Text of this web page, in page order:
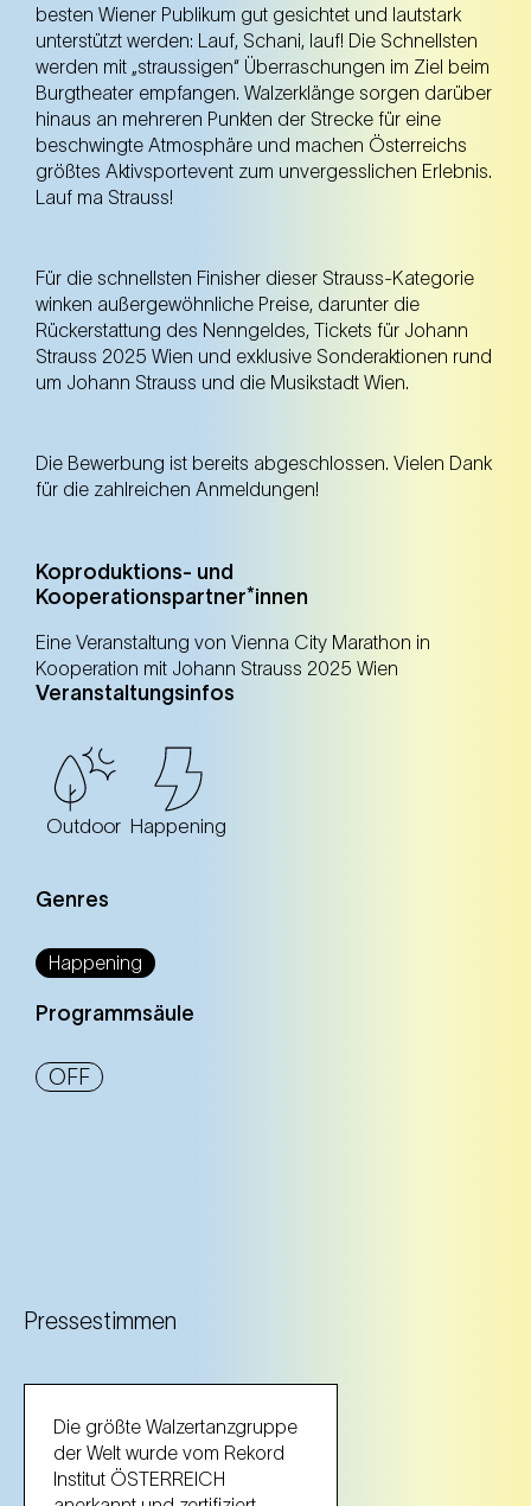
besten Wiener Publikum gut gesichtet und lautstark
unterstützt werden: Lauf, Schani, lauf! Die Schnellsten
werden mit „straussigen“ Überraschungen im Ziel beim
Burgtheater empfangen. Walzerklänge sorgen darüber
hinaus an mehreren Punkten der Strecke für eine
beschwingte Atmosphäre und machen Österreichs
größtes Aktivsportevent zum unvergesslichen Erlebnis.
Lauf ma Strauss!
Für die schnellsten Finisher dieser Strauss-Kategorie
winken außergewöhnliche Preise, darunter die
Rückerstattung des Nenngeldes, Tickets für Johann
Strauss 2025 Wien und exklusive Sonderaktionen rund
um Johann Strauss und die Musikstadt Wien.
Die Bewerbung ist bereits abgeschlossen. Vielen Dank
für die zahlreichen Anmeldungen!
Koproduktions- und
Kooperationspartner*innen
Eine Veranstaltung von Vienna City Marathon in
Kooperation mit Johann Strauss 2025 Wien
Veranstaltungsinfos
Outdoor Happening
Genres
Happening
Programmsäule
OFF
Pressestimmen
Die größte Walzertanzgruppe
der Welt wurde vom Rekord
Institut ÖSTERREICH